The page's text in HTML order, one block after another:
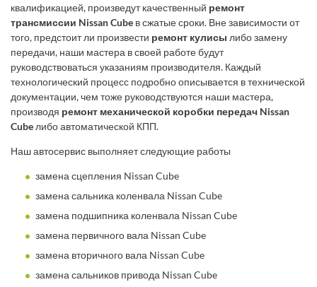
квалификацией, произведут качественный ремонт
трансмиссии Nissan Cube в сжатые сроки. Вне зависимости от
того, предстоит ли произвести ремонт кулисы либо замену
передачи, наши мастера в своей работе будут
руководствоваться указаниям производителя. Каждый
технологический процесс подробно описывается в технической
документации, чем тоже руководствуются наши мастера,
производя ремонт механической коробки передач Nissan
Cube либо автоматической КПП.
Наш автосервис выполняет следующие работы
замена сцепления Nissan Cube
замена сальника коленвала Nissan Cube
замена подшипника коленвала Nissan Cube
замена первичного вала Nissan Cube
замена вторичного вала Nissan Cube
замена сальников привода Nissan Cube